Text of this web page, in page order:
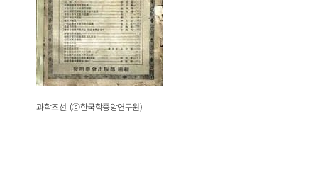
과학조선. (ⓒ한국학중앙연구원)